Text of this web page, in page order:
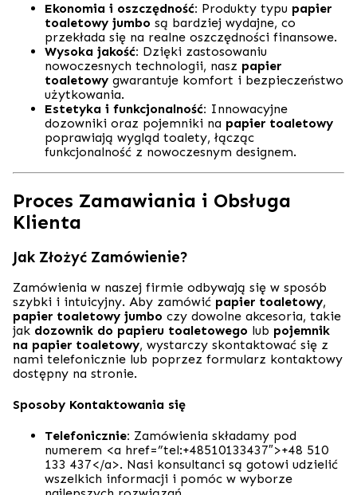
Ekonomia i oszczędność: Produkty typu papier
toaletowy jumbo są bardziej wydajne, co
przekłada się na realne oszczędności finansowe.
Wysoka jakość: Dzięki zastosowaniu
nowoczesnych technologii, nasz papier
toaletowy gwarantuje komfort i bezpieczeństwo
użytkowania.
Estetyka i funkcjonalność: Innowacyjne
dozowniki oraz pojemniki na papier toaletowy
poprawiają wygląd toalety, łącząc
funkcjonalność z nowoczesnym designem.
Proces Zamawiania i Obsługa
Klienta
Jak Złożyć Zamówienie?
Zamówienia w naszej firmie odbywają się w sposób
szybki i intuicyjny. Aby zamówić papier toaletowy,
papier toaletowy jumbo czy dowolne akcesoria, takie
jak dozownik do papieru toaletowego lub pojemnik
na papier toaletowy, wystarczy skontaktować się z
nami telefonicznie lub poprzez formularz kontaktowy
dostępny na stronie.
Sposoby Kontaktowania się
Telefonicznie: Zamówienia składamy pod
numerem <a href=”tel:+48510133437″>+48 510
133 437</a>. Nasi konsultanci są gotowi udzielić
wszelkich informacji i pomóc w wyborze